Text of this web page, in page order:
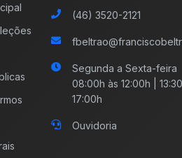
(46) 3520-2121
Segunda a Sexta-feira
08:00h às 12:00h |
17:00h
Ouvidoria